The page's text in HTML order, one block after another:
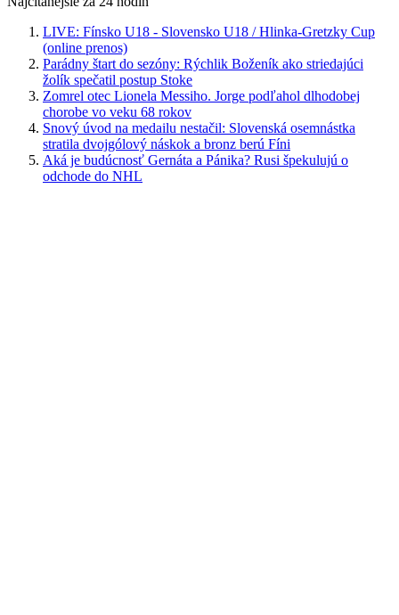
LIVE: Fínsko U18 - Slovensko U18 / Hlinka-Gretzky Cup
(online prenos)
Parádny štart do sezóny: Rýchlik Boženík ako striedajúci
žolík spečatil postup Stoke
Zomrel otec Lionela Messiho. Jorge podľahol dlhodobej
chorobe vo veku 68 rokov
Snový úvod na medailu nestačil: Slovenská osemnástka
stratila dvojgólový náskok a bronz berú Fíni
Aká je budúcnosť Gernáta a Pánika? Rusi špekulujú o
odchode do NHL